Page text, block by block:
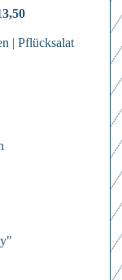
| Pflücksalat